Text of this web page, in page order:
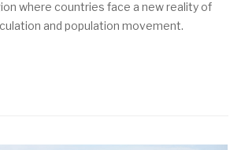
where countries face a new reality of
and population movement.